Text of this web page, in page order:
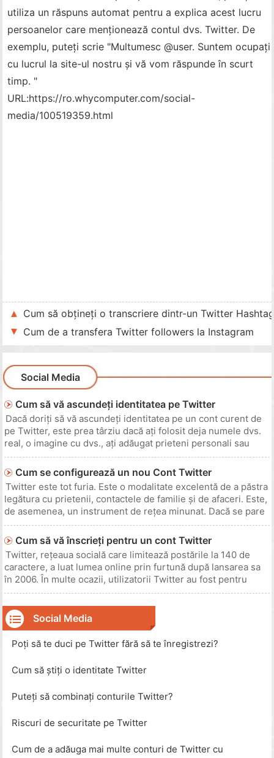
utiliza un răspuns automat pentru a explica acest lucru
persoanelor care menționează contul dvs. Twitter. De
exemplu, puteți scrie "Multumesc @user. Suntem ocupați
cu lucrul la site-ul nostru și vă vom răspunde în scurt
timp. "
URL:https://ro.whycomputer.com/social-
media/100519359.html
Cum să obțineți o transcriere dintr-un Twitter
Cum de a transfera Twitter followers la Instagram
Social Media
Cum să vă ascundeți identitatea pe Twitter
Dacă doriți să vă ascundeți identitatea pe un cont curent de
pe Twitter, este prea târziu dacă ați folosit deja numele dvs.
real, o imagine cu dvs., ați adăugat prieteni personali sau
altele asemănătoare. Ar trebui să ștergeți contul dvs. curent
și să începeți din nou dacă doriți să vă ascundeți com
Cum se configurează un nou Cont Twitter
Twitter este tot furia. Este o modalitate excelentă de a păstra
legătura cu prietenii, contactele de familie și de afaceri. Este,
de asemenea, un instrument de rețea minunat. Dacă se pare
că toată lumea pe care o cunoașteți este Twittering, alăturați-
vă bandwagon-ului și configurați un cont Twitter.
Cum să vă înscrieți pentru un cont Twitter
Twitter, rețeaua socială care limitează postările la 140 de
caractere, a luat lumea online prin furtună după lansarea sa
în 2006. În multe ocazii, utilizatorii Twitter au fost pentru
prima dată să raporteze știri de ultimă oră și au au jucat roluri
importante în dezastrele naționale. Tweets - numele
Social Media
Poți să te duci pe Twitter fără să te înregistrezi?
Cum să știți o identitate Twitter
Puteți să combinați conturile Twitter?
Riscuri de securitate pe Twitter
Cum de a adăuga mai multe conturi de Twitter cu